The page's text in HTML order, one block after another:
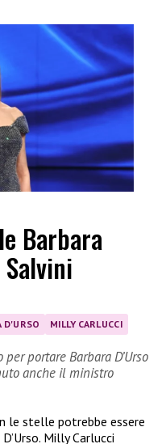
Barbara
D'URSO MILLY CARLUCCI
portare Barbara D’Urso
anche il ministro
le stelle potrebbe essere
Milly Carlucci